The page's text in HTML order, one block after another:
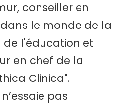
conseiller en
le monde de la
de l'éducation et
en chef de la
Clinica".
pas